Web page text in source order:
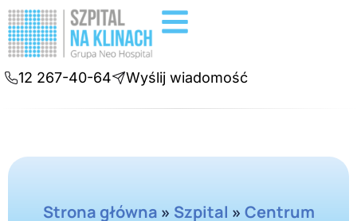
12 267-40-64 Wyślij wiadomość
Strona główna » Szpital » Centrum